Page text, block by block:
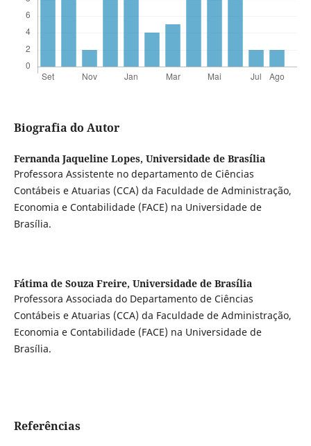
Biografia do Autor
Fernanda Jaqueline Lopes, Universidade de Brasília
Professora Assistente no departamento de Ciências
Contábeis e Atuarias (CCA) da Faculdade de Administração,
Economia e Contabilidade (FACE) na Universidade de
Brasília.
Fátima de Souza Freire, Universidade de Brasília
Professora Associada do Departamento de Ciências
Contábeis e Atuarias (CCA) da Faculdade de Administração,
Economia e Contabilidade (FACE) na Universidade de
Brasília.
Referências